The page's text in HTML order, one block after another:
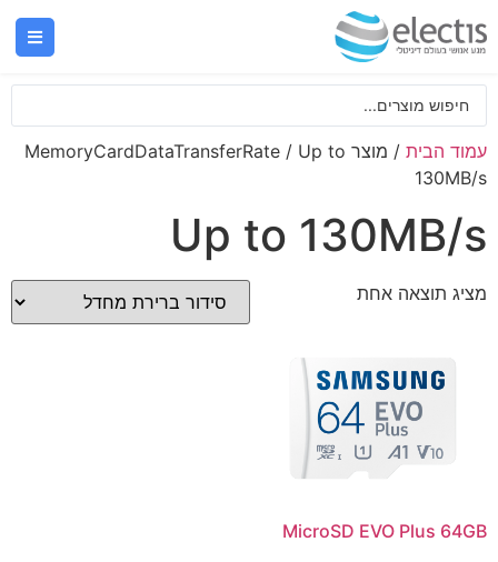
עמוד הבית
/ מוצר MemoryCardDataTransferRate / Up to
130MB/s
Up to 130MB/s
מציג תוצאה אחת
MicroSD EVO Plus 64GB